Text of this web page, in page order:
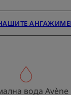
вода Avène